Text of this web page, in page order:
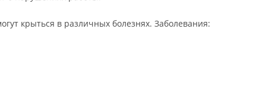
крыться в различных болезнях. Заболевания: